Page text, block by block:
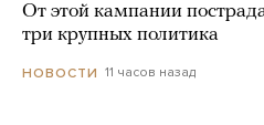
От этой кампании
три крупных политика
НОВОСТИ 11 часов назад